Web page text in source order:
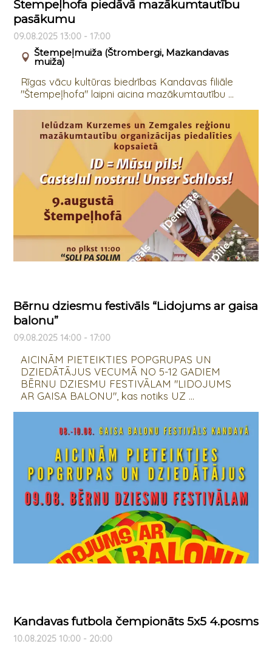
Štempeļhofa piedāvā mazākumtautību
pasākumu
09.08.2025 13:00 - 17:00
Štempeļmuiža (Štrombergi, Mazkandavas
muiža)
Rīgas vācu kultūras biedrības Kandavas filiāle
"Štempeļhofa" laipni aicina mazākumtautību ...
Bērnu dziesmu festivāls “Lidojums ar gaisa
balonu”
09.08.2025 14:00 - 17:00
AICINĀM PIETEIKTIES POPGRUPAS UN
DZIEDĀTĀJUS VECUMĀ NO 5-12 GADIEM
BĒRNU DZIESMU FESTIVĀLAM "LIDOJUMS
AR GAISA BALONU", kas notiks UZ ...
Kandavas futbola čempionāts 5x5 4.posms
10.08.2025 10:00 - 20:00